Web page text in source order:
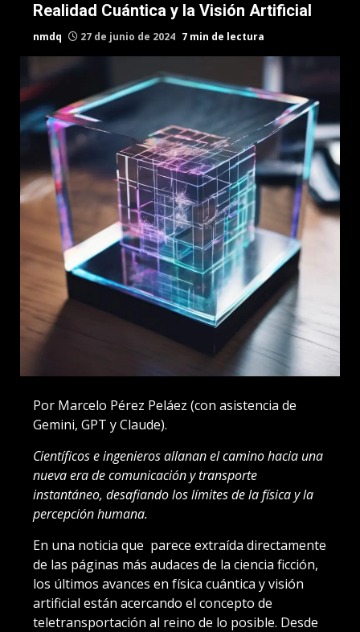
Realidad Cuántica y la Visión Artificial
nmdq 27 de junio de 2024 7 min de lectura
Por Marcelo Pérez Peláez (con asistencia de
Gemini, GPT y Claude).
Científicos e ingenieros allanan el camino hacia una
nueva era de comunicación y transporte
instantáneo, desafiando los límites de la física y la
percepción humana.
En una noticia que parece extraída directamente
de las páginas más audaces de la ciencia ficción,
los últimos avances en física cuántica y visión
artificial están acercando el concepto de
teletransportación al reino de lo posible. Desde